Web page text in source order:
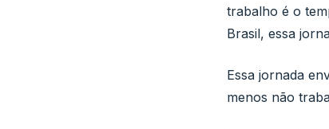
trabalho é o
Brasil, essa
Essa jornada
menos não